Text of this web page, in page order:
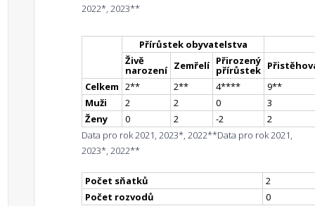
2022*, 2023**
Přírůstek obyvatelstva
Živě
narození Zemřelí Přirozený
přírůstek
Celkem 2** 2** 4**** 9**
Muži
2 2 0
3
Ženy
0 2 -2
2
Data pro rok 2021, 2023*, 2022**Data pro rok 2021,
2023*, 2022**
Počet sňatků
2
Počet rozvodů
0